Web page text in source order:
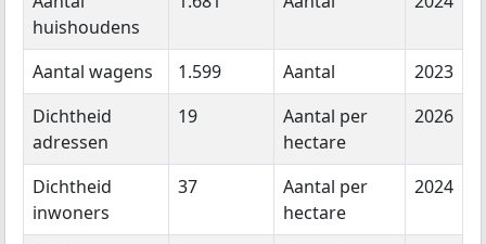
huishoudens
Aantal wagens 1.599 Aantal
2023
Dichtheid
adressen
19
Aantal per
hectare
2026
Dichtheid
inwoners
37
Aantal per
hectare
2024